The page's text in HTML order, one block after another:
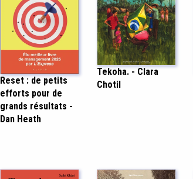
Reset : de petits
efforts pour de
grands résultats -
Dan Heath
Tekoha. - Clara
Chotil